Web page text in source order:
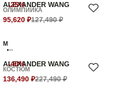
-25%
ALEXANDER WANG
ОЛИМПИЙКА
95,620 ₽127,490 ₽
M
-40%
ALEXANDER WANG
КОСТЮМ
136,490 ₽227,490 ₽